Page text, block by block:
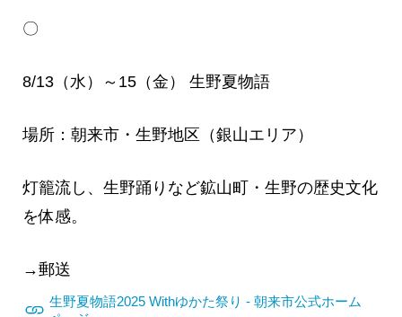
〇
8/13（水）～15（金） 生野夏物語
場所：朝来市・生野地区（銀山エリア）
灯籠流し、生野踊りなど鉱山町・生野の歴史文化
を体感。
→郵送
生野夏物語2025 Withゆかた祭り - 朝来市公式ホーム